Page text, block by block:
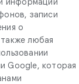
записи
о
любая
Google, которая